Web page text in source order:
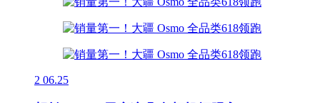
2 06.25